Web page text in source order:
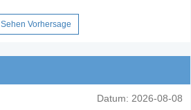
Sehen Vorhersage
Datum: 2026-08-08